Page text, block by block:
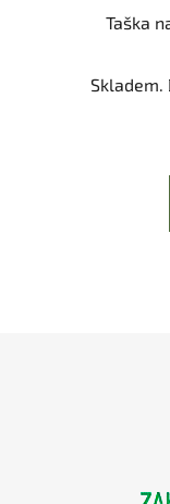
Taška
Skladem.